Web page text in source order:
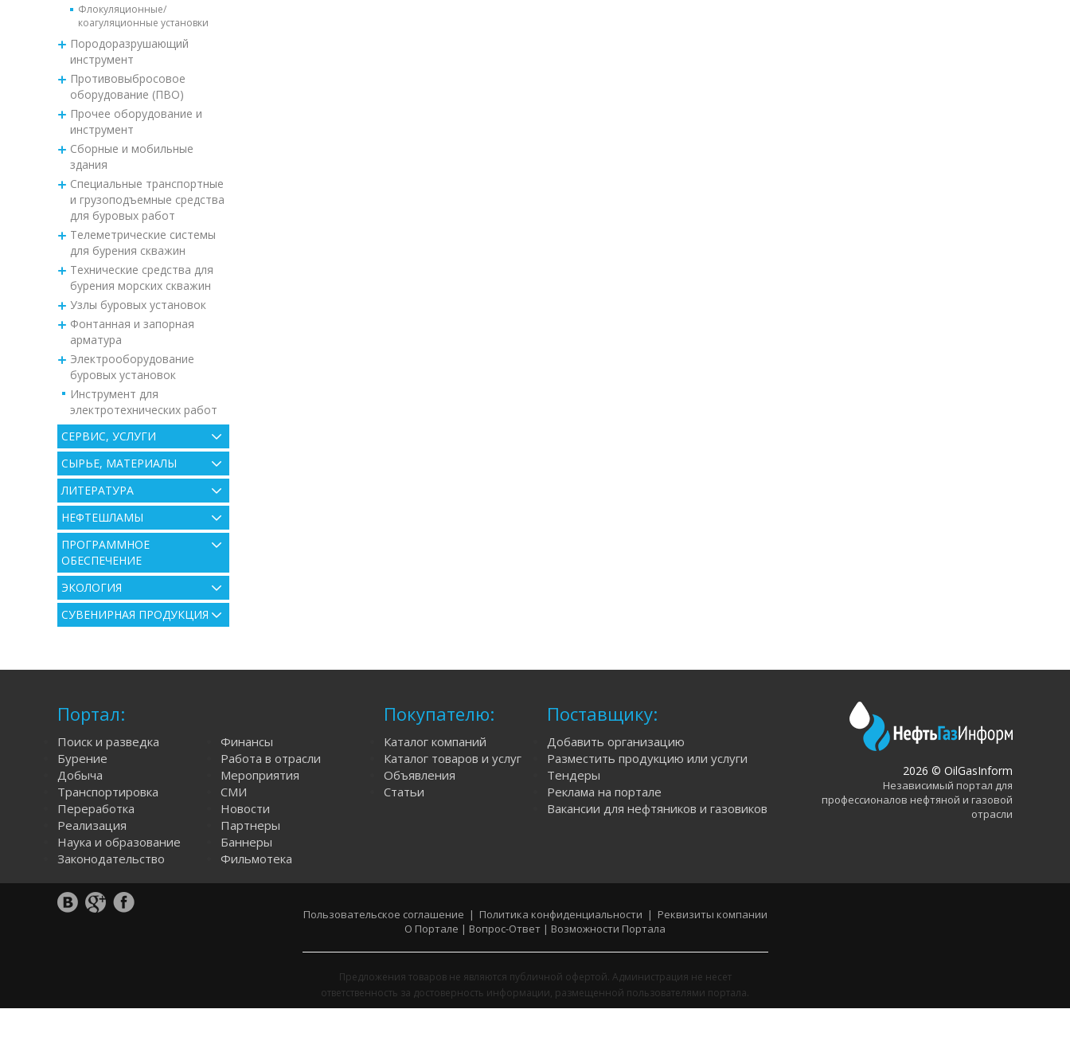
Флокуляционные/
коагуляционные установки
Породоразрушающий
инструмент
Противовыбросовое
оборудование (ПВО)
Прочее оборудование и
инструмент
Сборные и мобильные
здания
Специальные транспортные
и грузоподъемные средства
для буровых работ
Телеметрические системы
для бурения скважин
Технические средства для
бурения морских скважин
Узлы буровых установок
Фонтанная и запорная
арматура
Электрооборудование
буровых установок
Инструмент для
электротехнических работ
СЕРВИС, УСЛУГИ
СЫРЬЕ, МАТЕРИАЛЫ
ЛИТЕРАТУРА
НЕФТЕШЛАМЫ
ПРОГРАММНОЕ
ОБЕСПЕЧЕНИЕ
ЭКОЛОГИЯ
СУВЕНИРНАЯ ПРОДУКЦИЯ
Портал:
Поиск и разведка
Бурение
Добыча
Транспортировка
Переработка
Реализация
Наука и образование
Законодательство
Финансы
Работа в отрасли
Мероприятия
СМИ
Новости
Партнеры
Баннеры
Фильмотека
Покупателю:
Каталог компаний
Каталог товаров и услуг
Объявления
Статьи
Поставщику:
Добавить организацию
Разместить продукцию или услуги
Тендеры
Реклама на портале
Вакансии для нефтяников и газовиков
2026 © OilGasInform
Независимый портал для
профессионалов нефтяной и газовой
отрасли
Пользовательское соглашение | Политика конфиденциальности | Реквизиты компании
О Портале | Вопрос-Ответ | Возможности Портала
Предложения товаров не являются публичной офертой. Администрация не несет
ответственность за достоверность информации, размещенной пользователями портала.